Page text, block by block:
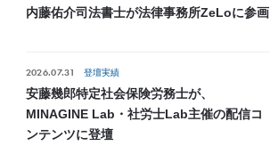
内藤佑介司法書士が法律事務所ZeLoに参画
2026.07.31 登壇実績
安藤幾郎特定社会保険労務士が、
MINAGINE Lab・社労士Lab主催の配信コ
ンテンツに登壇